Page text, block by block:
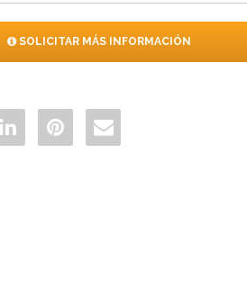
SOLICITAR MÁS INFORMACIÓN